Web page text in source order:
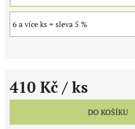
6 a více ks = sleva 5 %
410 Kč / ks
Měrná cena:
DO KOŠÍKU